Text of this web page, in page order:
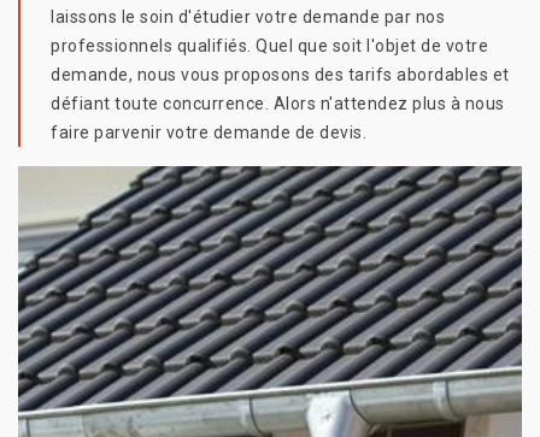
laissons le soin d'étudier votre demande par nos
professionnels qualifiés. Quel que soit l'objet de votre
demande, nous vous proposons des tarifs abordables et
défiant toute concurrence. Alors n'attendez plus à nous
faire parvenir votre demande de devis.